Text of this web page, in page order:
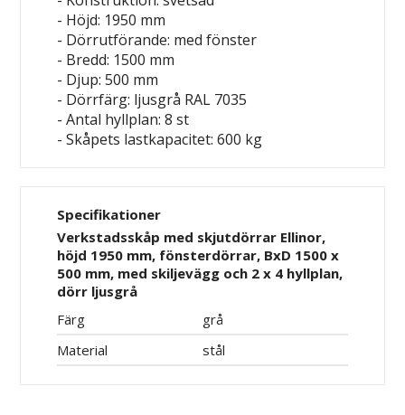
- Höjd: 1950 mm
- Dörrutförande: med fönster
- Bredd: 1500 mm
- Djup: 500 mm
- Dörrfärg: ljusgrå RAL 7035
- Antal hyllplan: 8 st
- Skåpets lastkapacitet: 600 kg
Specifikationer
Verkstadsskåp med skjutdörrar Ellinor,
höjd 1950 mm, fönsterdörrar, BxD 1500 x
500 mm, med skiljevägg och 2 x 4 hyllplan,
dörr ljusgrå
Färg
grå
Material
stål